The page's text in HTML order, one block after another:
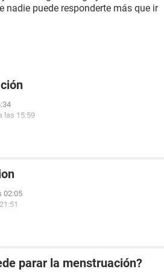
nadie puede responderte más que ir
las 15:59
02:05
parar la menstruación?